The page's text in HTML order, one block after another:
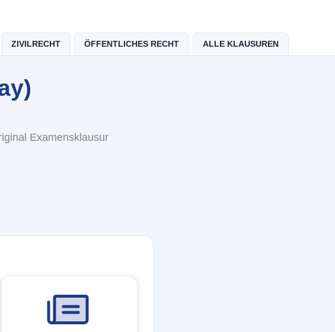
ZIVILRECHT ÖFFENTLICHES RECHT ALLE KLAUSUREN
Examensklausur